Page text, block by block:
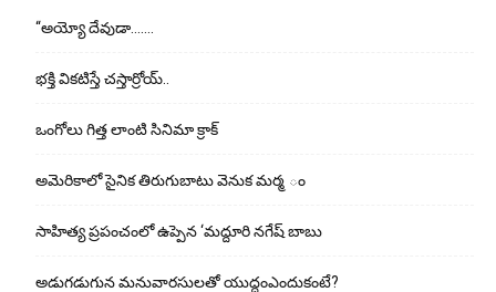
“అయ్యో దేవుడా…….
భ‌క్తి విక‌టిస్తే చ‌స్తార్రోయ్‌..
ఒంగోలు గిత్త లాంటి సినిమా క్రాక్
అమెరికాలో సైనిక తిరుగుబాటు వెనుక మర్మ ం
సాహిత్య ప్రపంచంలో ఉప్పెన ‘మద్దూరి నగేష్ బాబు
అడుగ‌డుగున మ‌నువార‌సుల‌తో యుద్ధంఎందుకంటే?